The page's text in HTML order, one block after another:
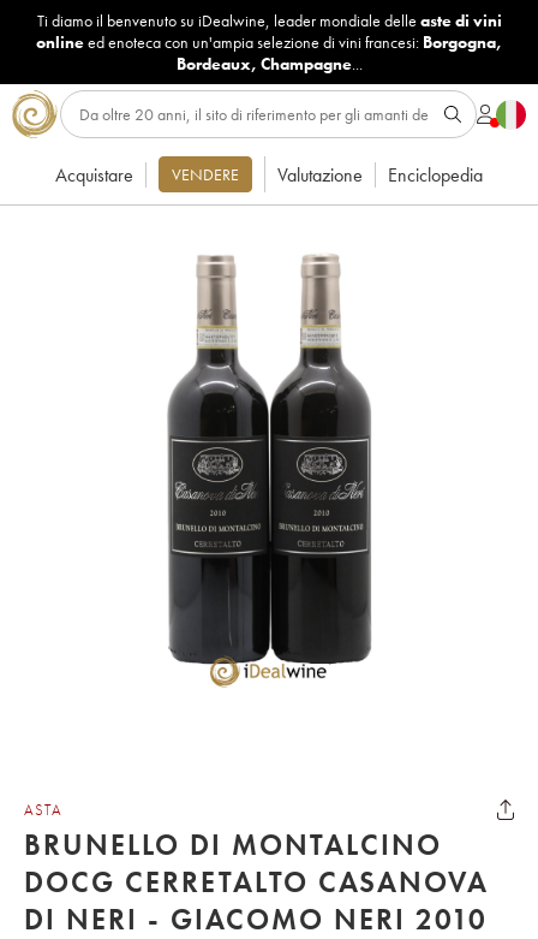
Ti diamo il benvenuto su iDealwine, leader mondiale delle aste di vini
onlineed enoteca con un'ampia selezione di vini francesi: Borgogna,
Bordeaux, Champagne...
Acquistare VENDERE Valutazione Enciclopedia
ASTA
BRUNELLO DI MONTALCINO
DOCG CERRETALTO CASANOVA
DI NERI - GIACOMO NERI 2010